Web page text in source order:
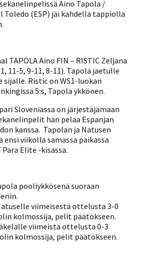
Aino Tapola /
Toledo (ESP) jäi kahdella tappiolla
TAPOLA Aino FIN – RISTIC Zeljana
11-5, 9-11, 8-11). Tapola jaetulle
Ristic on WS1-luokan
5:s, Tapola ykkönen.
Sloveniassa on järjestäjämaan
hän pelaa Espanjan
kanssa. Tapolan ja Natusen
viikolla samassa paikassa
Elite -kisassa.
pooliykkösenä suoraan
viimeisestä ottelusta 3-0
kolmossija, pelit päätökseen.
viimeistä ottelusta 0-3
kolmossija, pelit päätökseen.